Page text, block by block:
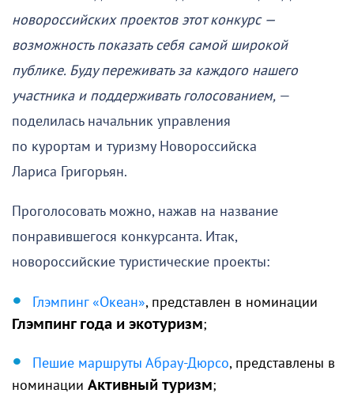
новороссийских проектов этот конкурс —
возможность показать себя самой широкой
публике. Буду переживать за каждого нашего
участника и поддерживать голосованием, —
поделилась начальник управления
по курортам и туризму Новороссийска
Лариса Григорьян.
Проголосовать можно, нажав на название
понравившегося конкурсанта. Итак,
новороссийские туристические проекты:
Глэмпинг «Океан», представлен в номинации
Глэмпинг года и экотуризм;
Пешие маршруты Абрау-Дюрсо, представлены в
номинации Активный туризм;